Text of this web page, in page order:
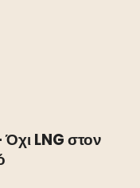
LNG στον